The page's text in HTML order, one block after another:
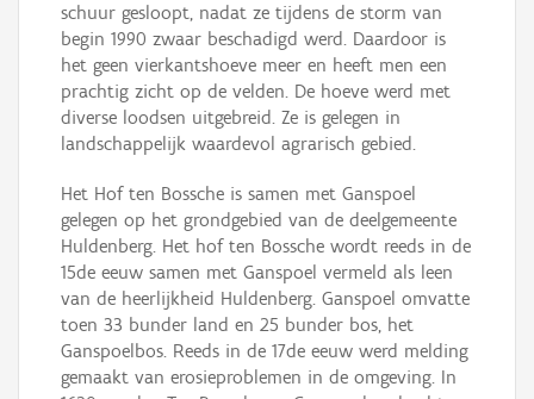
schuur gesloopt, nadat ze tijdens de storm van
begin 1990 zwaar beschadigd werd. Daardoor is
het geen vierkantshoeve meer en heeft men een
prachtig zicht op de velden. De hoeve werd met
diverse loodsen uitgebreid. Ze is gelegen in
landschappelijk waardevol agrarisch gebied.
Het Hof ten Bossche is samen met Ganspoel
gelegen op het grondgebied van de deelgemeente
Huldenberg. Het hof ten Bossche wordt reeds in de
15de eeuw samen met Ganspoel vermeld als leen
van de heerlijkheid Huldenberg. Ganspoel omvatte
toen 33 bunder land en 25 bunder bos, het
Ganspoelbos. Reeds in de 17de eeuw werd melding
gemaakt van erosieproblemen in de omgeving. In